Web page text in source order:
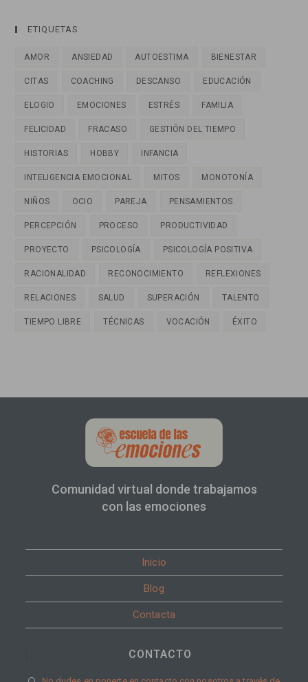
ETIQUETAS
AMOR ANSIEDAD AUTOESTIMA BIENESTAR
CITAS COACHING DESCANSO EDUCACIÓN
ELOGIO EMOCIONES ESTRÉS FAMILIA
FELICIDAD FRACASO GESTIÓN DEL TIEMPO
HISTORIAS HOBBY INFANCIA
INTELIGENCIA EMOCIONAL MITOS MONOTONÍA
NIÑOS OCIO PAREJA PENSAMIENTOS
PERCEPCIÓN PROCESO PRODUCTIVIDAD
PROYECTO PSICOLOGÍA PSICOLOGÍA POSITIVA
RACIONALIDAD RECONOCIMIENTO REFLEXIONES
RELACIONES SALUD SUPERACIÓN TALENTO
TIEMPO LIBRE TÉCNICAS VOCACIÓN ÉXITO
Comunidad virtual donde trabajamos
con las emociones
Inicio
Blog
Contacta
CONTACTO